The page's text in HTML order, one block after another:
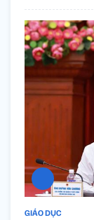
GIÁO DỤC